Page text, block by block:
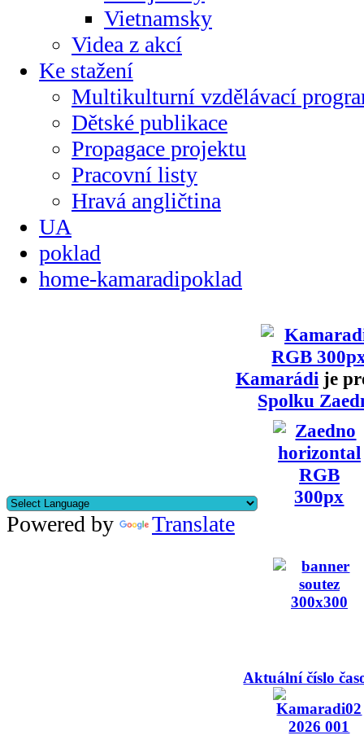
Vietnamsky
Videa z akcí
Ke stažení
Multikulturní vzdělávací
Dětské publikace
Propagace projektu
Pracovní listy
Hravá angličtina
UA
poklad
home-kamaradipoklad
Kamarádi je
Spolku
Powered by Translate
Aktuální číslo